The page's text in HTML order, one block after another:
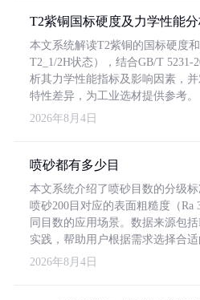
T2紫铜国标硬度及力学性能
本文系统解读T2紫铜的国标硬度
T2_1/2H状态），结合GB/T 5231-
析其力学性能指标及影响因素，
特性差异，为工业选材提供参考。
2026年8月4日
喷砂都有多少目
本文系统介绍了喷砂目数的分级
喷砂200目对应的表面粗糙度（Ra
同目数的应用场景。数据来源包
实践，帮助用户根据需求选择合适
2026年8月4日